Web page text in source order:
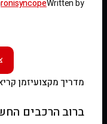
Written by
ronisyncope
מדריך מקצועיזמן קריאה: 5